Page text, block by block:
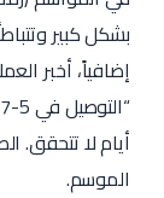
بشكل كبير
إضافياً، أخبر
أيام لا تتحقق.
الموسم.